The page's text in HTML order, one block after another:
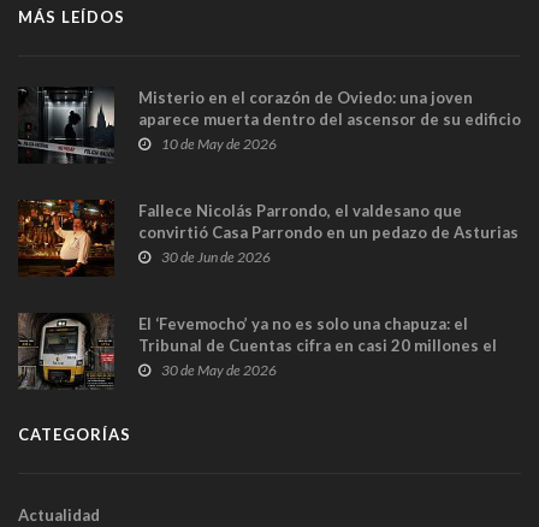
MÁS LEÍDOS
Misterio en el corazón de Oviedo: una joven
aparece muerta dentro del ascensor de su edificio
y las cámaras captan sus últimos minutos
10 de May de 2026
Fallece Nicolás Parrondo, el valdesano que
convirtió Casa Parrondo en un pedazo de Asturias
en Madrid
30 de Jun de 2026
El ‘Fevemocho’ ya no es solo una chapuza: el
Tribunal de Cuentas cifra en casi 20 millones el
sobrecoste de los trenes que no cabían por los
30 de May de 2026
CATEGORÍAS
Actualidad